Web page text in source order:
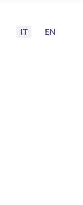
Seleziona la tua lingua
IT EN